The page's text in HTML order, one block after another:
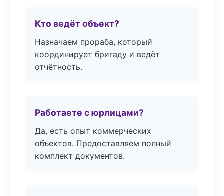
Кто ведёт объект?
Назначаем прораба, который
координирует бригаду и ведёт
отчётность.
Работаете с юрлицами?
Да, есть опыт коммерческих
объектов. Предоставляем полный
комплект документов.